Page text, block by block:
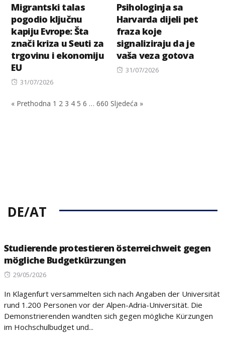
Migrantski talas
pogodio ključnu
kapiju Evrope: Šta
znači kriza u Seuti za
trgovinu i ekonomiju
EU
Posted
31/07/2026
Psihologinja sa
Harvarda dijeli pet
fraza koje
signaliziraju da je
vaša veza gotova
Posted
31/07/2026
« Prethodna 1 2 3 4 5 6 … 660 Sljedeća »
DE/AT
Studierende protestieren österreichweit gegen
mögliche Budgetkürzungen
Posted
29/05/2026
In Klagenfurt versammelten sich nach Angaben der Universität
rund 1.200 Personen vor der Alpen-Adria-Universität. Die
Demonstrierenden wandten sich gegen mögliche Kürzungen
im Hochschulbudget und...